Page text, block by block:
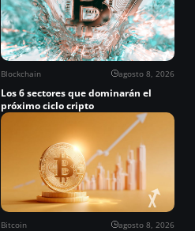
Blockchain agosto 8, 2026
Los 6 sectores que dominarán el
próximo ciclo cripto
Bitcoin agosto 8, 2026